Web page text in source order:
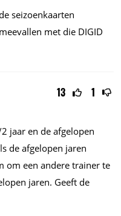
seizoenkaarten
met die DIGID
13 1
jaar en de afgelopen
de afgelopen jaren
om een andere trainer te
jaren. Geeft de